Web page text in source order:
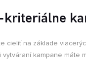
cieliť na základe
vytváraní kampane máte